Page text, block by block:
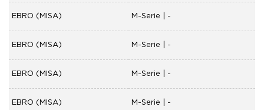
EBRO (MISA) M-Serie | -
EBRO (MISA) M-Serie | -
EBRO (MISA) M-Serie | -
EBRO (MISA) M-Serie | -